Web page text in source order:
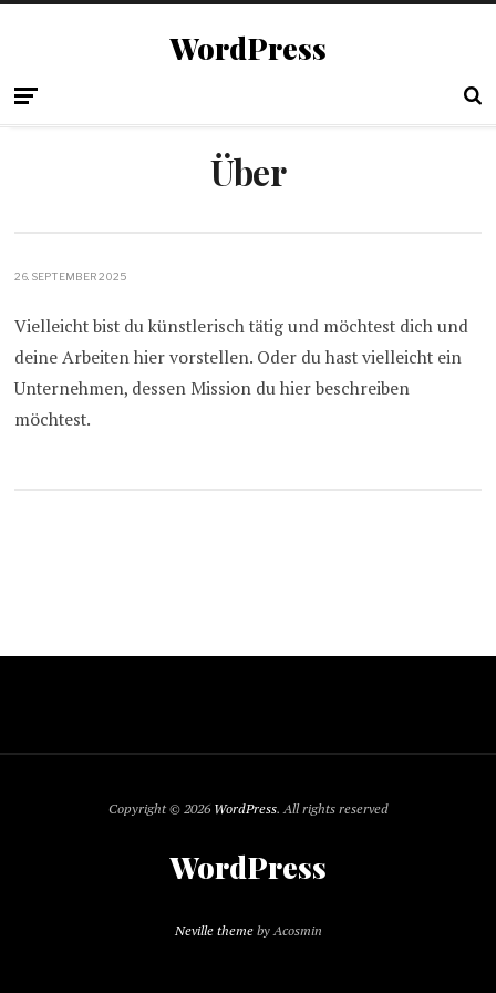
WordPress
Über
26. SEPTEMBER 2025
Vielleicht bist du künstlerisch tätig und möchtest dich und
deine Arbeiten hier vorstellen. Oder du hast vielleicht ein
Unternehmen, dessen Mission du hier beschreiben
möchtest.
Copyright © 2026 WordPress. All rights reserved
WordPress
Neville themeby Acosmin